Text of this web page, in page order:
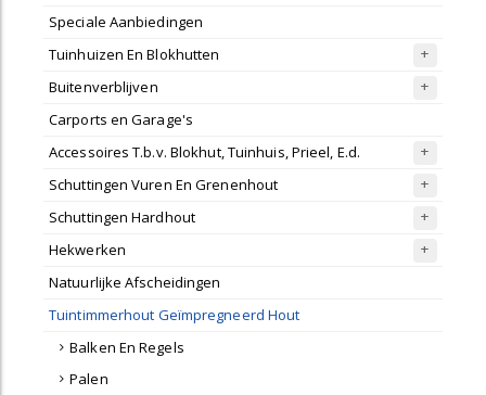
Speciale Aanbiedingen
Tuinhuizen En Blokhutten
Buitenverblijven
Carports en Garage's
Accessoires T.b.v. Blokhut, Tuinhuis, Prieel, E.d.
Schuttingen Vuren En Grenenhout
Schuttingen Hardhout
Hekwerken
Natuurlijke Afscheidingen
Tuintimmerhout Geïmpregneerd Hout
Balken En Regels
Palen